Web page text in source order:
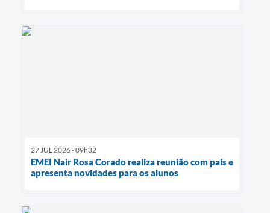
27 JUL 2026 - 09h32
EMEI Nair Rosa Corado realiza reunião com pais e
apresenta novidades para os alunos